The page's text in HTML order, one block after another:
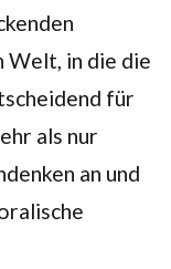
Welt, in die die
für
als nur
an und